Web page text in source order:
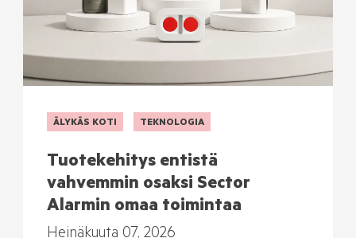
ÄLYKÄS KOTI TEKNOLOGIA
Tuotekehitys entistä
vahvemmin osaksi Sector
Alarmin omaa toimintaa